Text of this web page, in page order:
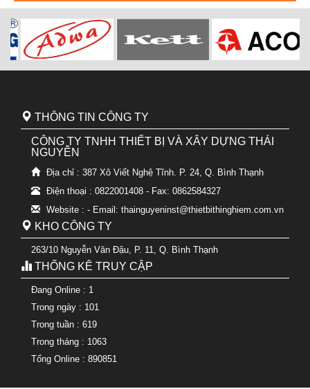
THÔNG TIN CÔNG TY
CÔNG TY TNHH THIẾT BỊ VÀ XÂY DỰNG THÁI
NGUYỄN
Địa chỉ : 387 Xô Viết Nghệ Tĩnh. P. 24, Q. Bình Thạnh
Điện thoại : 0822001408 - Fax: 0862584327
Website : - Email: thainguyeninst@thietbithinghiem.com.vn
KHO CÔNG TY
263/10 Nguyễn Văn Đậu, P. 11, Q. Bình Thạnh
THỐNG KÊ TRUY CẬP
Đang Online : 1
Trong ngày : 101
Trong tuần : 619
Trong tháng : 1063
Tổng Online : 890851